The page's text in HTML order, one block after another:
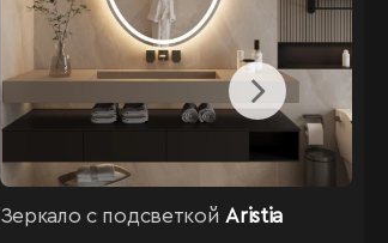
Зеркало с подсветкой Aristia